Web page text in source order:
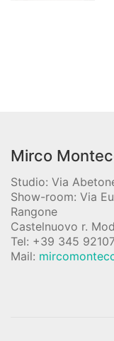
Mirco
Studio: Via
Show-room: Via
Rangone
Castelnuovo r.
Tel: +39 345
Mail: